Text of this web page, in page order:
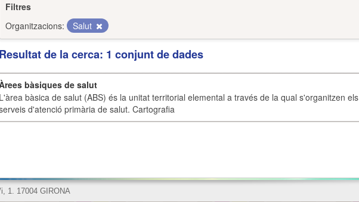
Filtres
Organitzacions:
Salut
Resultat de la cerca: 1 conjunt de dades
bàsiques de salut
L'àrea bàsica de salut (ABS) és la unitat territorial elemental a través de la qual s'organitzen els
d'atenció primària de salut. Cartografia
1. 17004 GIRONA